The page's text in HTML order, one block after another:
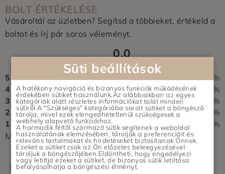
BOLT ÉRTÉKELÉSE
Vásároltál az üzletben? Segítsd a többieket, értékeld a
boltot és írj pár soros véleményt.
0,0
0 vélemény alapján
5
0%
4
0%
3
0%
2
0%
1
0%
Még nem érkezett értékelés. Légy Te az első!
ÉRTÉKELÉS ÍRÁSA
Süti beállítások
A hatékony navigáció és bizonyos funkciók működésének
érdekében sütiket használunk.Az alábbiakban az egyes
kategóriák alatt részletes információkat talál minden
sütiről.A "Szükséges" kategóriába sorolt sütiket a böngésző
tárolja, mivel ezek elengedhetetlenül szükségesek a
webhely alapvető funkcióihoz.
A harmadik féltől származó sütik segítenek a weboldal
használatának elemzésében, tárolják a preferenciáit és
releváns tartalmakat és hirdetéseket biztosítanak Önnek.
Ezeket a sütiket csak az Ön előzetes beleegyezésével
tároljuk a böngészőjében.Eldöntheti, hogy engedélyezi
vagy letiltja ezeket a sütiket, de bizonyos sütik letiltása
befolyásolhatja a böngészési élményt.